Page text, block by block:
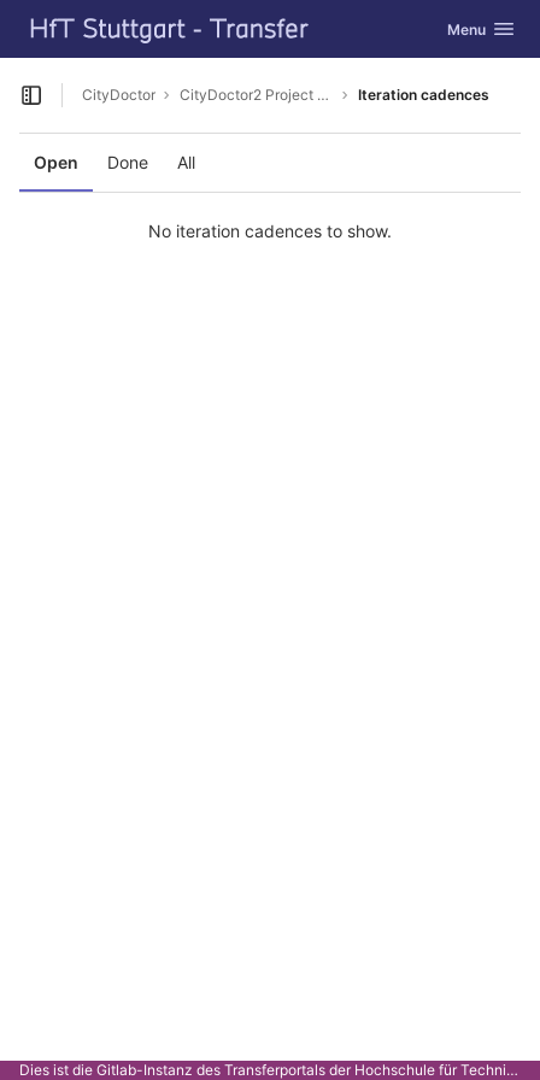
Skip to content
GitLab Toggle
Menu
Open sidebar
CityDoctor CityDoctor2 Project Homepage Iteration cadences
Open Done All
No iteration cadences to show.
Dies ist die Gitlab-Instanz des Transferportals der Hochschule für Technik Stuttgart.